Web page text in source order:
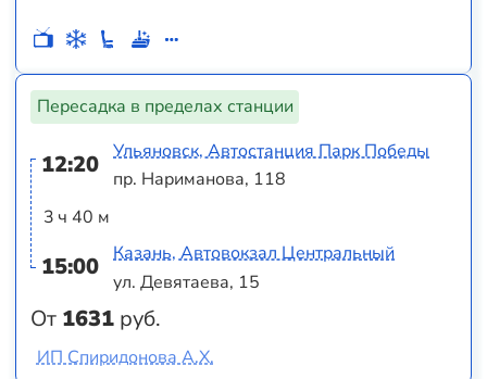
Пересадка в пределах станции
12:20
3 ч 40 м
15:00
От 1631 руб.
Ульяновск, Автостанция Парк Победы
пр. Нариманова, 118
Казань, Автовокзал Центральный
ул. Девятаева, 15
ИП Спиридонова А.Х.